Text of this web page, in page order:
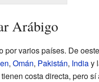
Arábigo
por varios países. De
, Omán, Pakistán, Indiay
costa directa, pero sí